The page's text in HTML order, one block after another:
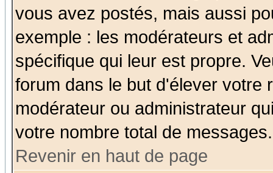
vous avez postés, mais aussi
exemple : les modérateurs et
spécifique qui leur est propre.
forum dans le but d'élever votre
modérateur ou administrateur
votre nombre total de messages.
Revenir en haut de page